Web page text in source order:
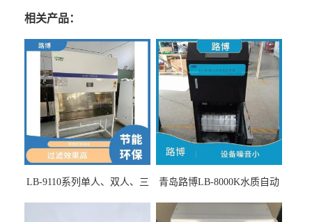
相关产品：
LB-9110系列单人、双人、三
青岛路博LB-8000K水质自动